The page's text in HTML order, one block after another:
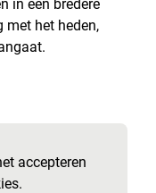
in een bredere
met het heden,
accepteren